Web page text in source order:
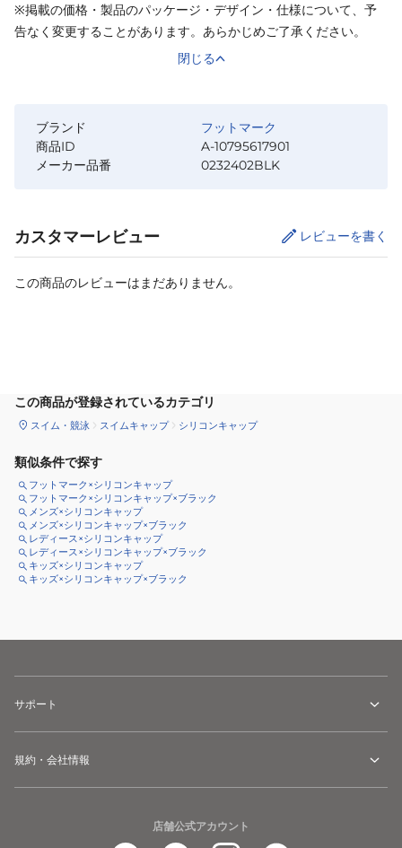
※掲載の価格・製品のパッケージ・デザイン・仕様について、予
告なく変更することがあります。あらかじめご了承ください。
閉じる
ブランド
フットマーク
商品ID
A-10795617901
メーカー品番
0232402BLK
カスタマーレビュー レビューを書く
この商品のレビューはまだありません。
この商品が登録されているカテゴリ
スイム・競泳 スイムキャップ シリコンキャップ
類似条件で探す
フットマーク×シリコンキャップ
フットマーク×シリコンキャップ×ブラック
メンズ×シリコンキャップ
メンズ×シリコンキャップ×ブラック
レディース×シリコンキャップ
レディース×シリコンキャップ×ブラック
キッズ×シリコンキャップ
キッズ×シリコンキャップ×ブラック
サポート
規約・会社情報
店舗公式アカウント